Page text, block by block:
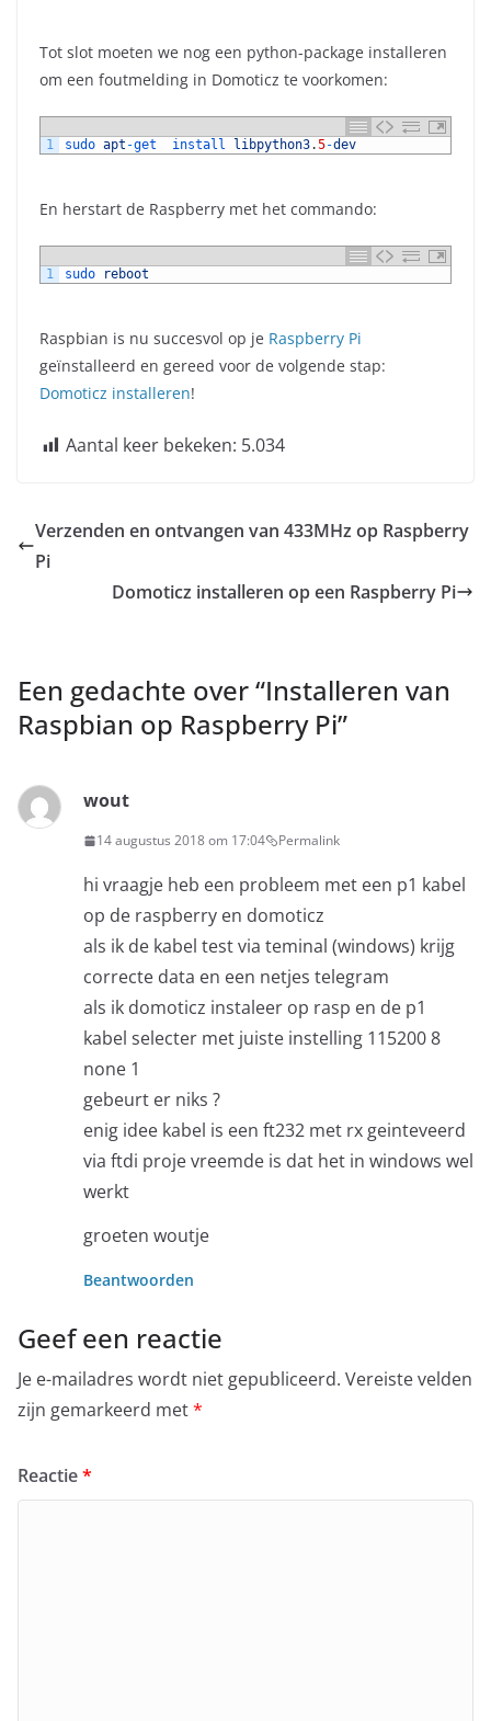
Tot slot moeten we nog een python-package installeren
om een foutmelding in Domoticz te voorkomen:
1 sudo apt -get install libpython3.5-dev
En herstart de Raspberry met het commando:
1 sudo reboot
Raspbian is nu succesvol op je Raspberry Pi
geïnstalleerd en gereed voor de volgende stap:
Domoticz installeren!
Aantal keer bekeken: 5.034
Verzenden en ontvangen van 433MHz op Raspberry
Pi
Domoticz installeren op een Raspberry Pi
Een gedachte over “Installeren van
Raspbian op Raspberry Pi”
wout
14 augustus 2018 om 17:04 Permalink
hi vraagje heb een probleem met een p1 kabel
op de raspberry en domoticz
als ik de kabel test via teminal (windows) krijg
correcte data en een netjes telegram
als ik domoticz instaleer op rasp en de p1
kabel selecter met juiste instelling 115200 8
none 1
gebeurt er niks ?
enig idee kabel is een ft232 met rx geinteveerd
via ftdi proje vreemde is dat het in windows wel
werkt
groeten woutje
Beantwoorden
Geef een reactie
Je e-mailadres wordt niet gepubliceerd. Vereiste velden
zijn gemarkeerd met*
Reactie*